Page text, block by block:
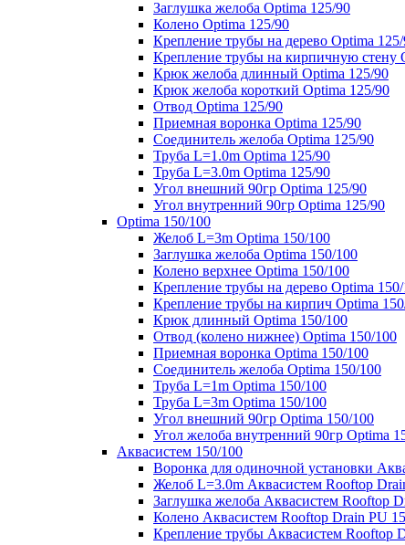
Заглушка желоба Optima 125/90
Колено Optima 125/90
Крепление трубы на дерево Optima
Крепление трубы на кирпичную стену
Крюк желоба длинный Optima 125/90
Крюк желоба короткий Optima 125/90
Отвод Optima 125/90
Приемная воронка Optima 125/90
Соединитель желоба Optima 125/90
Труба L=1.0m Optima 125/90
Труба L=3.0m Optima 125/90
Угол внешний 90гр Optima 125/90
Угол внутренний 90гр Optima 125/90
Optima 150/100
Желоб L=3m Optima 150/100
Заглушка желоба Optima 150/100
Колено верхнее Optima 150/100
Крепление трубы на дерево Optima
Крепление трубы на кирпич Optima
Крюк длинный Optima 150/100
Отвод (колено нижнее) Optima 150/100
Приемная воронка Optima 150/100
Соединитель желоба Optima 150/100
Труба L=1m Optima 150/100
Труба L=3m Optima 150/100
Угол внешний 90гр Optima 150/100
Угол желоба внутренний 90гр Optima
Аквасистем 150/100
Воронка для одиночной установки
Желоб L=3.0m Аквасистем Rooftop
Заглушка желоба Аквасистем Rooftop
Колено Аквасистем Rooftop Drain PU
Крепление трубы Аквасистем Rooftop